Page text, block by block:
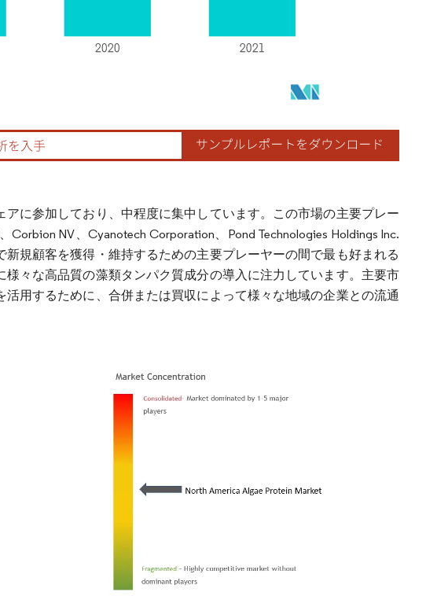
に参加しており、中程度に集中しています。この市場の主要プレー
Corbion NV、Cyanotech Corporation、Pond Technologies Holdings Inc.
規顧客を獲得・維持するための主要プレーヤーの間で最も好まれる
々な高品質の藻類タンパク質成分の導入に注力しています。主要市
用するために、合併または買収によって様々な地域の企業との流通